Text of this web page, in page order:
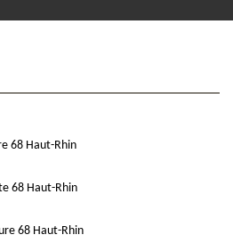
68 Haut-Rhin
68 Haut-Rhin
68 Haut-Rhin